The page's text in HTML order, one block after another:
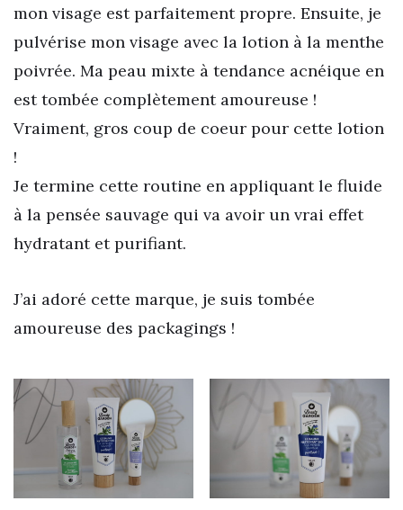
mon visage est parfaitement propre. Ensuite, je
pulvérise mon visage avec la lotion à la menthe
poivrée. Ma peau mixte à tendance acnéique en
est tombée complètement amoureuse !
Vraiment, gros coup de coeur pour cette lotion
!
Je termine cette routine en appliquant le fluide
à la pensée sauvage qui va avoir un vrai effet
hydratant et purifiant.
J’ai adoré cette marque, je suis tombée
amoureuse des packagings !